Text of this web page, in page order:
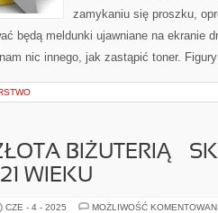
zamykaniu się proszku,
będą meldunki ujawniane na ekranie
nic innego, jak zastąpić toner.
BIŻUTERIĄ –
WIEKU
CZE - 4 - 2025 MOŻLIWOŚĆ